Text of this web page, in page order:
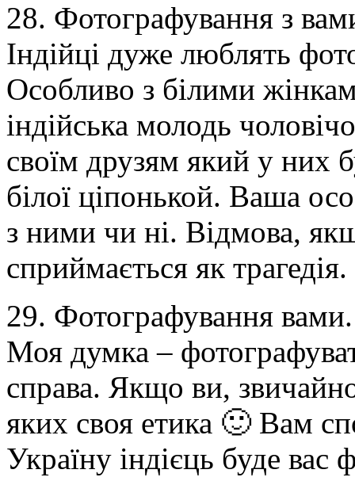
28. Фотографування з
Індійці дуже люблять
Особливо з білими
індійська молодь
своїм друзям який у них
білої ціпонькой. Ваша
з ними чи ні. Відмова,
сприймається як
29. Фотографування вами.
Моя думка –
справа. Якщо ви,
яких своя етика 🙂 Вам
Україну індієць буде вас